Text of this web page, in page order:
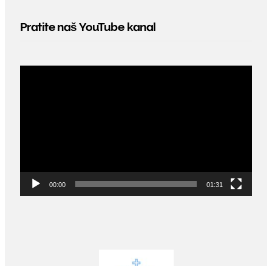
Pratite naš YouTube kanal
00:00 01:31